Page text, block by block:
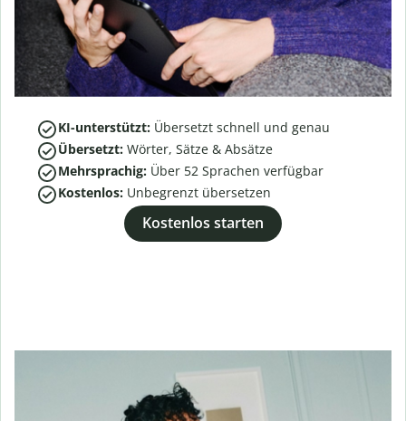
KI-unterstützt: Übersetzt schnell und genau
Übersetzt: Wörter, Sätze & Absätze
Mehrsprachig: Über 52 Sprachen verfügbar
Kostenlos: Unbegrenzt übersetzen
Kostenlos starten